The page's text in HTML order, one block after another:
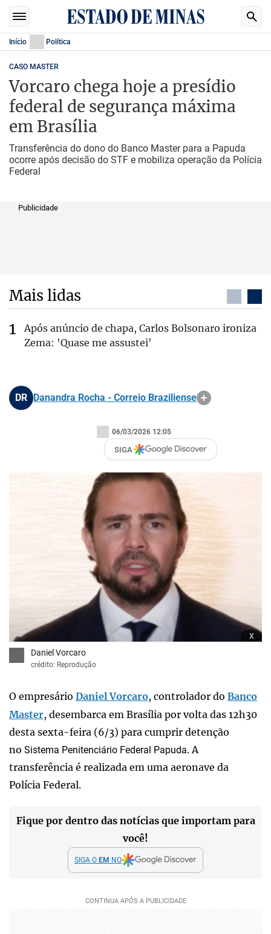
Início Política
CASO MASTER
Vorcaro chega hoje a presídio
federal de segurança máxima
em Brasília
Transferência do dono do Banco Master para a Papuda
ocorre após decisão do STF e mobiliza operação da Polícia
Federal
Publicidade
Mais lidas
Após anúncio de chapa, Carlos Bolsonaro ironiza
Zema: 'Quase me assustei'
DR Danandra Rocha - Correio Braziliense
06/03/2026 12:05
SIGA
x
Daniel Vorcaro
crédito: Reprodução
O empresário Daniel Vorcaro, controlador do Banco
Master, desembarca em Brasília por volta das 12h30
desta sexta-feira (6/3) para cumprir detenção
no Sistema Penitenciário Federal Papuda. A
transferência é realizada em uma aeronave da
Polícia Federal.
Fique por dentro das notícias que importam para
você!
SIGA O EM NO